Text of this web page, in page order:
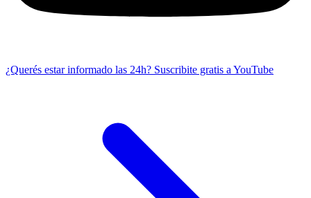
¿Querés estar informado las 24h? Suscribite gratis a YouTube